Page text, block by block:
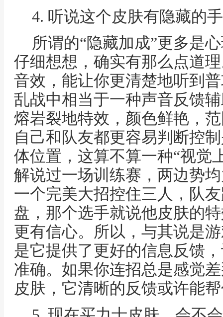
4. 听说这个皮肤有隐藏的
所谓的“隐藏加成”更多是
仔细想想，确实有那么点道
音效，能让你更清楚地听到
乱战中相当于一种声音反馈
熔岩裂地特效，颜色鲜艳，
自己和队友都更容易判断控
体位置，这算不算一种“视觉
解说过一场训练赛，两边势
一个完美大招控住三人，队
盘，那个选手就说他皮肤的
更有信心。所以，与其说是
是它提供了更好的信息反馈
准确。如果你连招总是感觉
皮肤，它清晰的反馈或许能